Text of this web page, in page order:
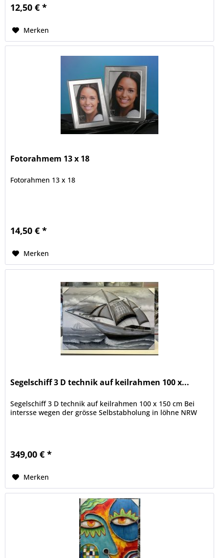
12,50 € *
Merken
Fotorahmem 13 x 18
Fotorahmen 13 x 18
14,50 € *
Merken
Segelschiff 3 D technik auf keilrahmen 100 x...
Segelschiff 3 D technik auf keilrahmen 100 x 150 cm Bei
intersse wegen der grösse Selbstabholung in löhne NRW
349,00 € *
Merken